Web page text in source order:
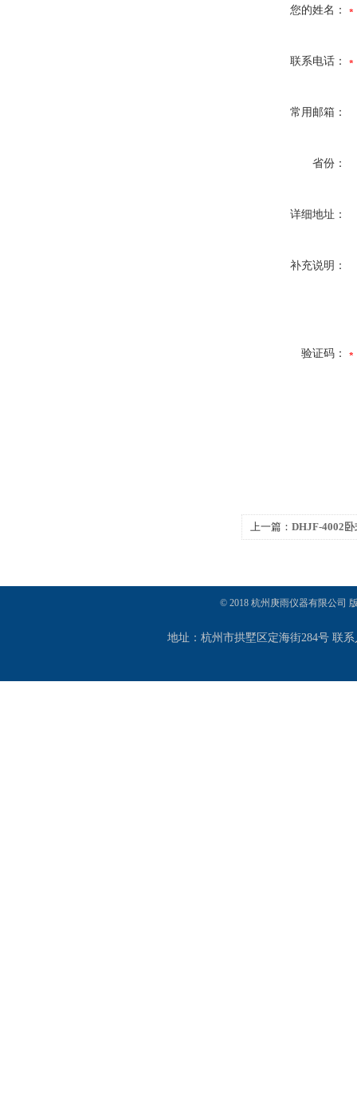
您的姓名：
联系电话：
常用邮箱：
省份：
详细地址：
补充说明：
验证码：
上一篇： DHJF-4002
© 2018 杭州庚雨仪器有限公司
地址：杭州市拱墅区定海街284号 联